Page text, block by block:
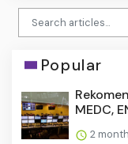
Popular
MEDC,
2